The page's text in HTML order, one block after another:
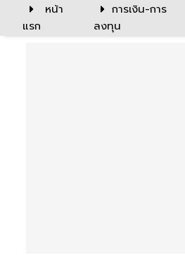
หน้า
แรก
การเงิน-การ
ลงทุน